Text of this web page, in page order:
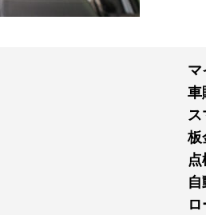
マ
車
ス
板